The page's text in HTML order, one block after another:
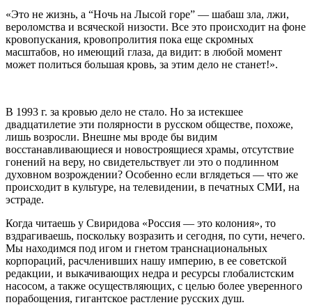
«Это не жизнь, а “Ночь на Лысой горе” — шабаш зла, лжи,
вероломства и всяческой низости. Все это происходит на фоне
кровопускания, кровопролития пока еще скромных
масштабов, но имеющий глаза, да видит: в любой момент
может политься большая кровь, за этим дело не станет!».
В 1993 г. за кровью дело не стало. Но за истекшее
двадцатилетие эти полярности в русском обществе, похоже,
лишь возросли. Внешне мы вроде бы видим
восстанавливающиеся и новостроящиеся храмы, отсутствие
гонений на веру, но свидетельствует ли это о подлинном
духовном возрождении? Особенно если вглядеться — что же
происходит в культуре, на телевидении, в печатных СМИ, на
эстраде.
Когда читаешь у Свиридова «Россия — это колония», то
вздрагиваешь, поскольку возразить и сегодня, по сути, нечего.
Мы находимся под игом и гнетом транснациональных
корпораций, расчленивших нашу империю, в ее советской
редакции, и выкачивающих недра и ресурсы глобалистским
насосом, а также осуществляющих, с целью более уверенного
порабощения, гигантское растление русских душ.